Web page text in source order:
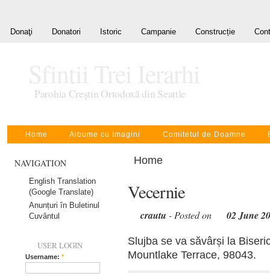
Donaţi Donatori Istoric Campanie Construcție
Parohia Creştin Ortodoxă din Seattle
Home Albume cu Imagini Comitetul de Doamne
NAVIGATION
English Translation
(Google Translate)
Anunțuri în Buletinul
Cuvântul
USER LOGIN
Username: *
Home
Vecernie
crautu - Posted on 02 June
Slujba se va săvârși la
Mountlake Terrace, 98043.